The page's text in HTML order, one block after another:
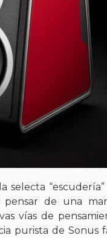
selecta
de una
vías de
purista de Sonus